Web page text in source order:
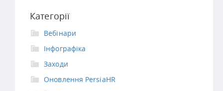
Категорії
Вебінари
Інфографіка
Заходи
Оновлення PersiaHR